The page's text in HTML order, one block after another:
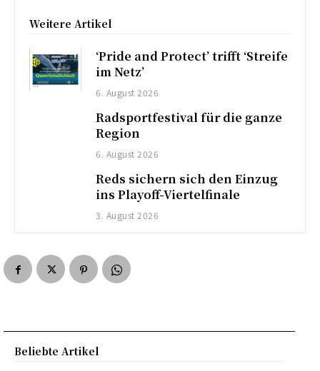
Weitere Artikel
‘Pride and Protect’ trifft ‘Streife
im Netz’
6. August 2026
Radsportfestival für die ganze
Region
6. August 2026
Reds sichern sich den Einzug
ins Playoff-Viertelfinale
3. August 2026
Beliebte Artikel